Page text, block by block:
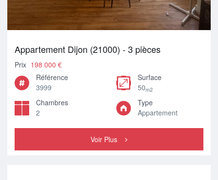
Appartement Dijon (21000) - 3 pièces
Prix 198 000 €
Référence
3999
Surface
50m2
Chambres
2
Type
Appartement
Voir Plus